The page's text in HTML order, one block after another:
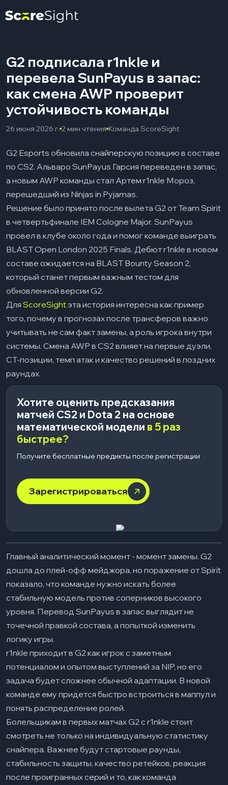
G2 подписала r1nkle и
перевела SunPayus в запас:
как смена AWP проверит
устойчивость команды
26 июня 2026 г. 2 мин чтения Команда ScoreSight
G2 Esports обновила снайперскую позицию в составе
по CS2. Альваро SunPayus Гарсия переведен в запас,
а новым AWP команды стал Артем r1nkle Мороз,
перешедший из Ninjas in Pyjamas.
Решение было принято после вылета G2 от Team Spirit
в четвертьфинале IEM Cologne Major. SunPayus
провел в клубе около года и помог команде выиграть
BLAST Open London 2025 Finals. Дебют r1nkle в новом
составе ожидается на BLAST Bounty Season 2,
который станет первым важным тестом для
обновленной версии G2.
Для ScoreSightэта история интересна как пример
того, почему в прогнозах после трансферов важно
учитывать не сам факт замены, а роль игрока внутри
системы. Смена AWP в CS2 влияет на первые дуэли,
CT-позиции, темп атак и качество решений в поздних
раундах.
Хотите оценить предсказания
матчей CS2 и Dota 2 на основе
математической модели в 5 раз
быстрее?
Получите бесплатные предикты после регистрации
Зарегистрироваться
Главный аналитический момент - момент замены. G2
дошла до плей-офф мейджора, но поражение от Spirit
показало, что команде нужно искать более
стабильную модель против соперников высокого
уровня. Перевод SunPayus в запас выглядит не
точечной правкой состава, а попыткой изменить
логику игры.
r1nkle приходит в G2 как игрок с заметным
потенциалом и опытом выступлений за NIP, но его
задача будет сложнее обычной адаптации. В новой
команде ему придется быстро встроиться в маппул и
понять распределение ролей.
Болельщикам в первых матчах G2 с r1nkle стоит
смотреть не только на индивидуальную статистику
снайпера. Важнее будут стартовые раунды,
стабильность защиты, качество ретейков, реакция
после проигранных серий и то, как команда